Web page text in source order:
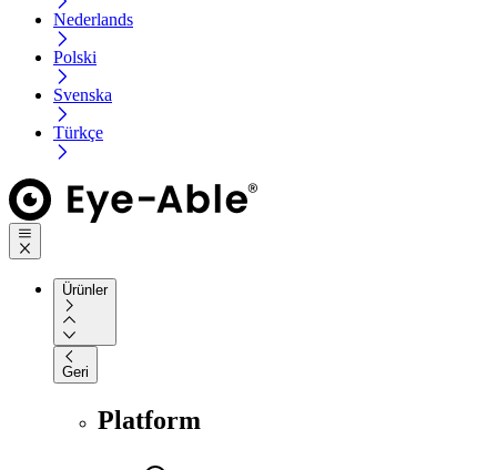
Nederlands
Polski
Svenska
Türkçe
Ürünler
Geri
Platform